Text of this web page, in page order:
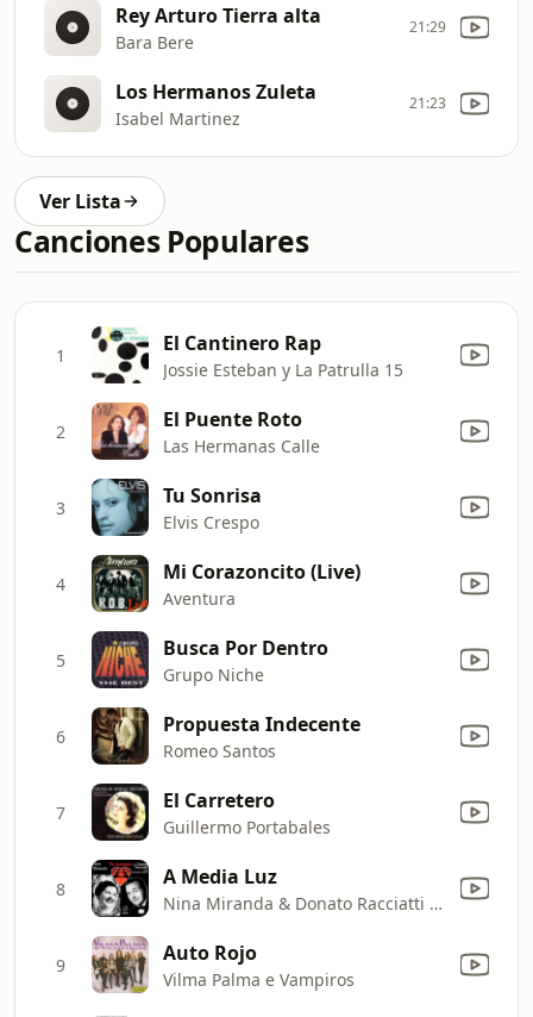
Rey Arturo Tierra alta
Bara Bere
21:29
Los Hermanos Zuleta
Isabel Martinez
21:23
Ver Lista
Canciones Populares
1 El Cantinero Rap
Jossie Esteban y La Patrulla 15
2 El Puente Roto
Las Hermanas Calle
3 Tu Sonrisa
Elvis Crespo
4 Mi Corazoncito (Live)
Aventura
5 Busca Por Dentro
Grupo Niche
6 Propuesta Indecente
Romeo Santos
7 El Carretero
Guillermo Portabales
8 A Media Luz
Nina Miranda & Donato Racciatti y Su Orquesta Típica
9 Auto Rojo
Vilma Palma e Vampiros